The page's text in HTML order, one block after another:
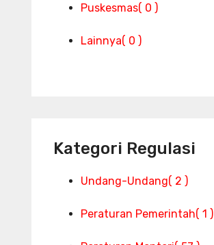
Puskesmas( 0 )
Lainnya( 0 )
Kategori Regulasi
Undang-Undang( 2 )
Peraturan Pemerintah( 1 )